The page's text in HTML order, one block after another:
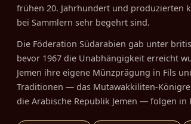
frühen 20. Jahrhundert und produzierten
bei Sammlern sehr begehrt sind.
Die Föderation Südarabien gab unter
bevor 1967 die Unabhängigkeit erreicht
Jemen ihre eigene Münzprägung in Fils
Traditionen — das Mutawakkiliten-
die Arabische Republik Jemen — folgen in